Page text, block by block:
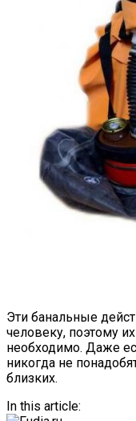
Эти банальные
человеку, поэтому
необходимо. Даже
никогда не
близких.
In this article: